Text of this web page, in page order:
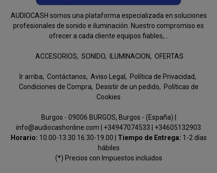
AUDIOCASH somos una plataforma especializada en soluciones
profesionales de sonido e iluminación. Nuestro compromiso es
ofrecer a cada cliente equipos fiables,...
ACCESORIOS SONIDO ILUMINACION OFERTAS
Ir arriba Contáctanos Aviso Legal
Política de Privacidad
Condiciones de Compra
Desistir de un pedido
Políticas de
Cookies
Burgos - 09006 BURGOS, Burgos - (España) |
info@audiocashonline.com | +34947074533 | +34605132903
Horario: 10.00-13.30 16.30-19.00 | Tiempo de Entrega: 1-2 días
hábiles
(*) Precios con Impuestos incluidos